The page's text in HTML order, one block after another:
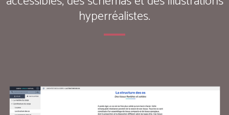
hyperréalistes.